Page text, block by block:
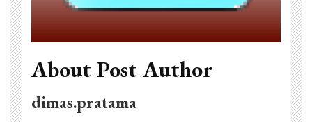
About Post Author
dimas.pratama